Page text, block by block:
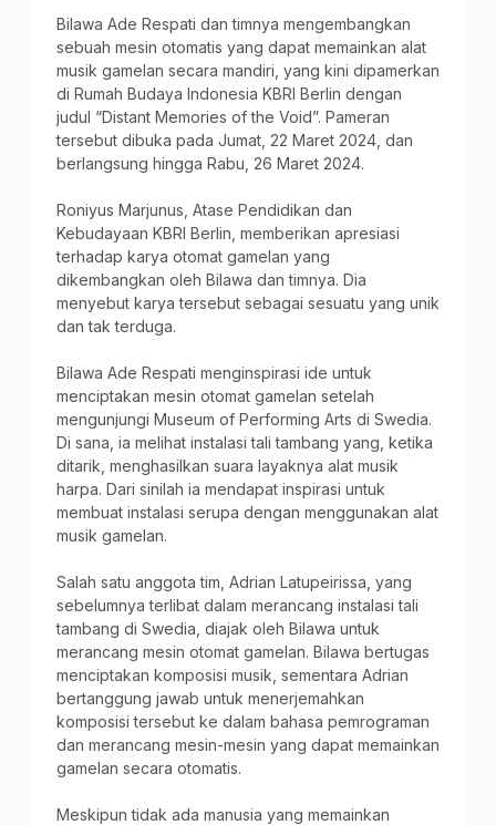
Bilawa Ade Respati dan timnya mengembangkan
sebuah mesin otomatis yang dapat memainkan alat
musik gamelan secara mandiri, yang kini dipamerkan
di Rumah Budaya Indonesia KBRI Berlin dengan
judul “Distant Memories of the Void”. Pameran
tersebut dibuka pada Jumat, 22 Maret 2024, dan
berlangsung hingga Rabu, 26 Maret 2024.
Roniyus Marjunus, Atase Pendidikan dan
Kebudayaan KBRI Berlin, memberikan apresiasi
terhadap karya otomat gamelan yang
dikembangkan oleh Bilawa dan timnya. Dia
menyebut karya tersebut sebagai sesuatu yang unik
dan tak terduga.
Bilawa Ade Respati menginspirasi ide untuk
menciptakan mesin otomat gamelan setelah
mengunjungi Museum of Performing Arts di Swedia.
Di sana, ia melihat instalasi tali tambang yang, ketika
ditarik, menghasilkan suara layaknya alat musik
harpa. Dari sinilah ia mendapat inspirasi untuk
membuat instalasi serupa dengan menggunakan alat
musik gamelan.
Salah satu anggota tim, Adrian Latupeirissa, yang
sebelumnya terlibat dalam merancang instalasi tali
tambang di Swedia, diajak oleh Bilawa untuk
merancang mesin otomat gamelan. Bilawa bertugas
menciptakan komposisi musik, sementara Adrian
bertanggung jawab untuk menerjemahkan
komposisi tersebut ke dalam bahasa pemrograman
dan merancang mesin-mesin yang dapat memainkan
gamelan secara otomatis.
Meskipun tidak ada manusia yang memainkan